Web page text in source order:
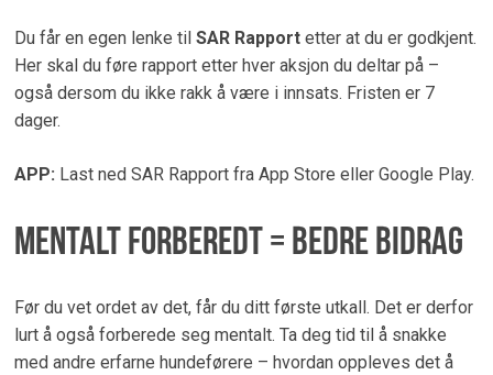
Du får en egen lenke til SAR Rapportetter at du er godkjent.
Her skal du føre rapport etter hver aksjon du deltar på –
også dersom du ikke rakk å være i innsats. Fristen er 7
dager.
APP: Last ned SAR Rapport fra App Store eller Google Play.
Mentalt forberedt = bedre bidrag
Før du vet ordet av det, får du ditt første utkall. Det er derfor
lurt å også forberede seg mentalt. Ta deg tid til å snakke
med andre erfarne hundeførere – hvordan oppleves det å